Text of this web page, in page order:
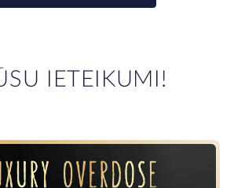
IETEIKUMI!